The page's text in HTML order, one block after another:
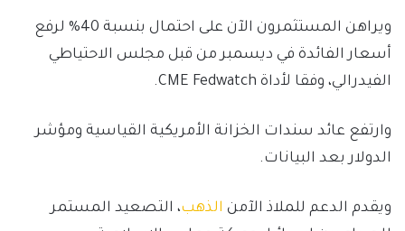
ويراهن المستثمرون الآن على احتمال بنسبة 40% لرفع
أسعار الفائدة في ديسمبر من قبل مجلس الاحتياطي
الفيدرالي، وفقا لأداة CME Fedwatch.
وارتفع عائد سندات الخزانة الأمريكية القياسية ومؤشر
الدولار بعد البيانات.
ويقدم الدعم للملاذ الآمن الذهب، التصعيد المستمر